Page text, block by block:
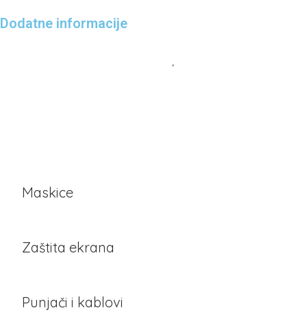
Dodatne informacije
,
Maskice
Zaštita ekrana
Punjači i kablovi